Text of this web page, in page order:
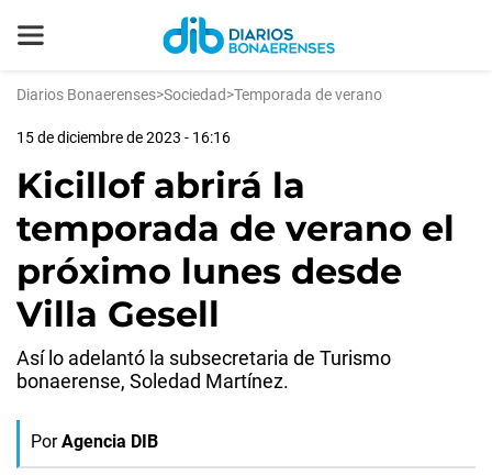
Diarios Bonaerenses>Sociedad>Temporada de verano
15 de diciembre de 2023 - 16:16
Kicillof abrirá la
temporada de verano el
próximo lunes desde
Villa Gesell
Así lo adelantó la subsecretaria de Turismo
bonaerense, Soledad Martínez.
Por Agencia DIB